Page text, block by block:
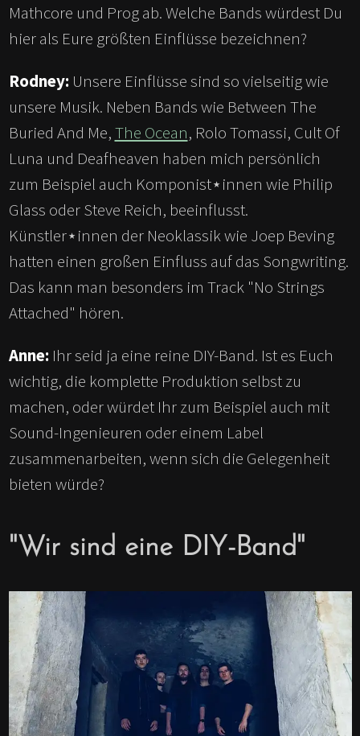
Mathcore und Prog ab. Welche Bands würdest Du
hier als Eure größten Einflüsse bezeichnen?
Rodney: Unsere Einflüsse sind so vielseitig wie
unsere Musik. Neben Bands wie Between The
Buried And Me,The Ocean, Rolo Tomassi, Cult Of
Luna und Deafheaven haben mich persönlich
zum Beispiel auch Komponist⋆innen wie Philip
Glass oder Steve Reich, beeinflusst.
Künstler⋆innen der Neoklassik wie Joep Beving
hatten einen großen Einfluss auf das Songwriting.
Das kann man besonders im Track "No Strings
Attached" hören.
Anne: Ihr seid ja eine reine DIY-Band. Ist es Euch
wichtig, die komplette Produktion selbst zu
machen, oder würdet Ihr zum Beispiel auch mit
Sound-Ingenieuren oder einem Label
zusammenarbeiten, wenn sich die Gelegenheit
bieten würde?
"Wir sind eine DIY-Band"